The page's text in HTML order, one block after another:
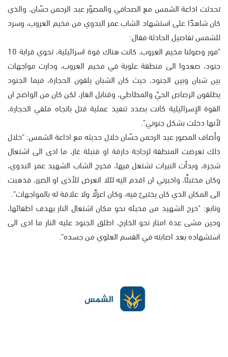
تحدثت اذاعة الشمس مع الصحافي والمصوّر عبد الرحمن حسّان، والذي
كان شاهدًا على استشهاد الشاب عمر البدوي من مخيم العروب، وسرد
للشمس تفاصيل الحادثة فقال:
"فور وصولنا مخيم العروب، كانت هناك قوة اسرائيلية، تحوي قرابة 10
جنود، صعدوا الى منطقة علوية في مخيم العروب، ودارت مواجهات
بين شبان وبين الجنود، حيث كان الشبان يلقون الحجارة، فيما الجنود
يطلقون الرصاص الحيّ والمطاطي، وقنابل الغاز، لكن كان من الواضح ان
القوة الإسرائيلية كانت بصدد تنفيذ عملية قتل باتجاه ملقي الحجارة،
لأنها دخلت بشكل جنوني".
وأضاف المصور عبد الرحمن حسّان خلال حديثه مع اذاعة الشمس: "خلال
ذلك تعرضت المنطقة لزجاجة حارقة او قنبلة غاز، ما ادى الى اشتعال
شجرة، وبدأت النيرات تشتعل فيها، فخرج الشاب الشهيد عمر البدوي،
وكان مختبئًا، واخبرني ان اقدم اليه لئلا اتعرض للأذى او الضرر، فذهبت
الى المكان الذي كان يختبئ فيه، وكان اعزلًا ولا علاقة له بالمواجهات".
وتابع: "خرج الشهيد من مخبئه نحو مكان اشتعال النار بهدف اطفائها،
وحين مشى عدة امتار نحو الخارج، اطلق الجنود عليه النار ما ادى الى
استشهاده بعد اصابته في القسم العلوي من جسده".